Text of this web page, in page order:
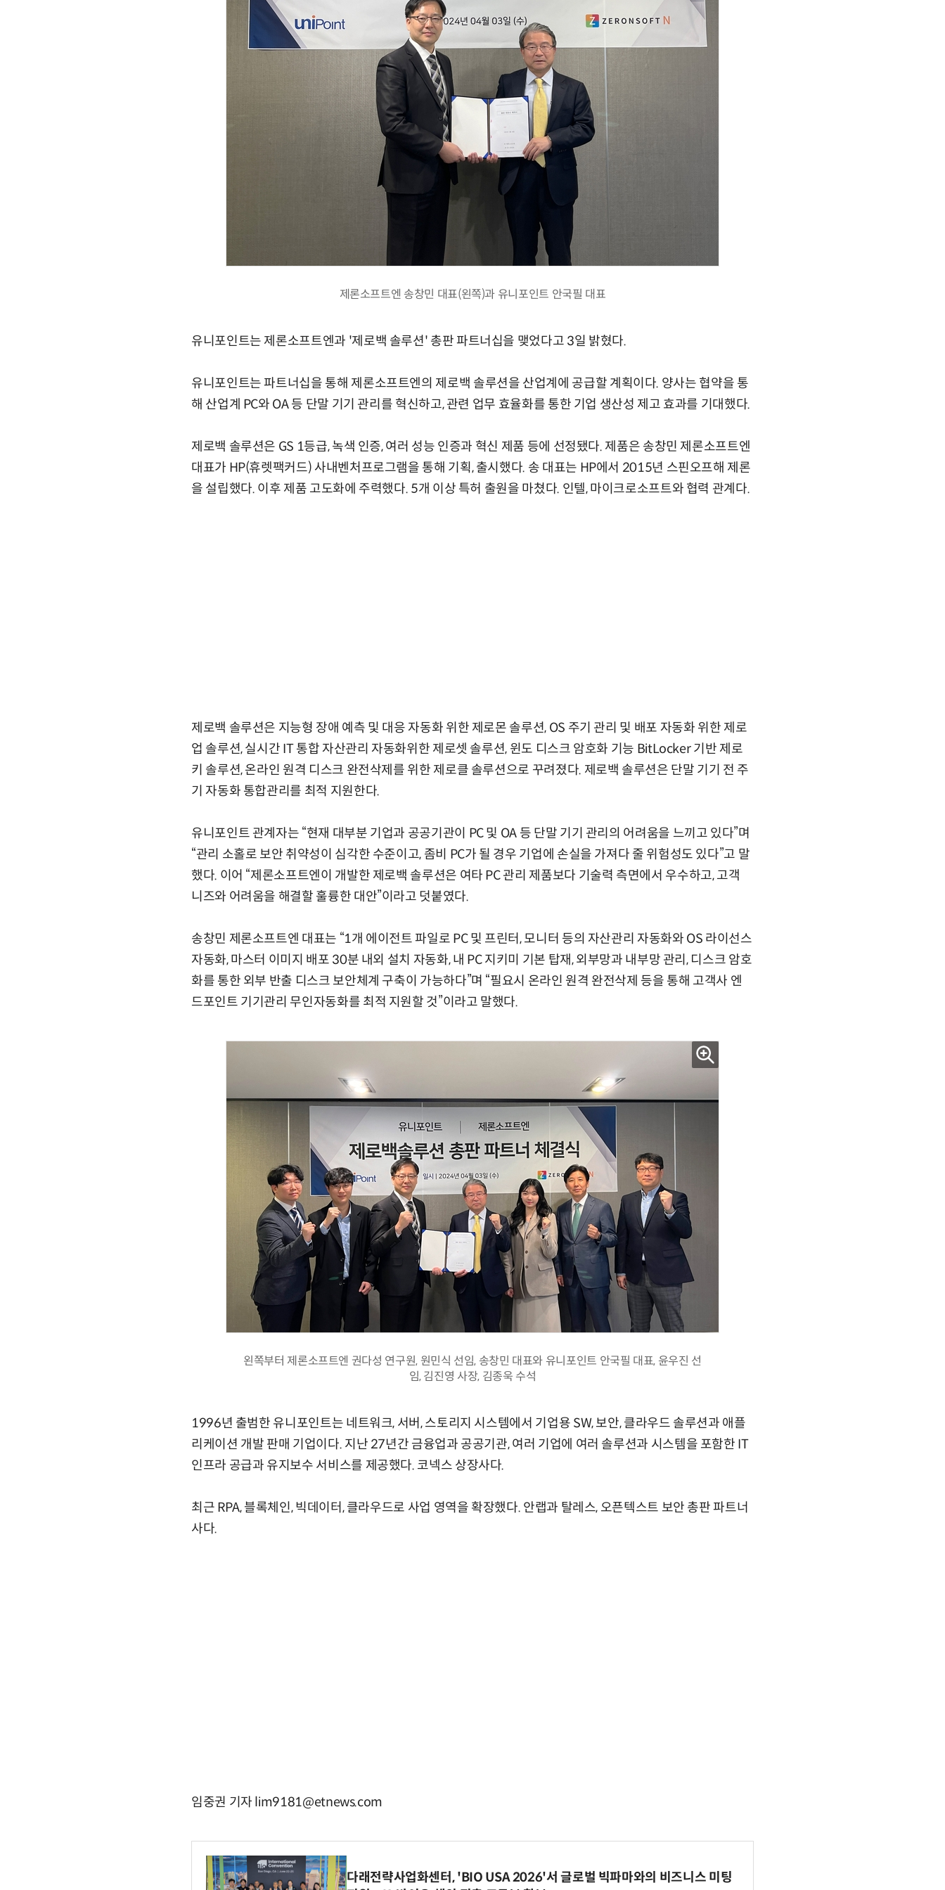
제론소프트엔 송창민 대표(왼쪽)과 유니포인트 안국필 대표
유니포인트는 제론소프트엔과 '제로백 솔루션' 총판 파트너십을 맺었다고 3일 밝혔다.
유니포인트는 파트너십을 통해 제론소프트엔의 제로백 솔루션을 산업계에 공급할 계획이다. 양사는 협약을 통
해 산업계 PC와 OA 등 단말 기기 관리를 혁신하고, 관련 업무 효율화를 통한 기업 생산성 제고 효과를 기대했다.
제로백 솔루션은 GS 1등급, 녹색 인증, 여러 성능 인증과 혁신 제품 등에 선정됐다. 제품은 송창민 제론소프트엔
대표가 HP(휴렛팩커드) 사내벤처프로그램을 통해 기획, 출시했다. 송 대표는 HP에서 2015년 스핀오프해 제론
을 설립했다. 이후 제품 고도화에 주력했다. 5개 이상 특허 출원을 마쳤다. 인텔, 마이크로소프트와 협력 관계다.
제로백 솔루션은 지능형 장애 예측 및 대응 자동화 위한 제로몬 솔루션, OS 주기 관리 및 배포 자동화 위한 제로
업 솔루션, 실시간 IT 통합 자산관리 자동화위한 제로셋 솔루션, 윈도 디스크 암호화 기능 BitLocker 기반 제로
키 솔루션, 온라인 원격 디스크 완전삭제를 위한 제로클 솔루션으로 꾸려졌다. 제로백 솔루션은 단말 기기 전 주
기 자동화 통합관리를 최적 지원한다.
유니포인트 관계자는 “현재 대부분 기업과 공공기관이 PC 및 OA 등 단말 기기 관리의 어려움을 느끼고 있다”며
“관리 소홀로 보안 취약성이 심각한 수준이고, 좀비 PC가 될 경우 기업에 손실을 가져다 줄 위험성도 있다”고 말
했다. 이어 “제론소프트엔이 개발한 제로백 솔루션은 여타 PC 관리 제품보다 기술력 측면에서 우수하고, 고객
니즈와 어려움을 해결할 훌륭한 대안”이라고 덧붙였다.
송창민 제론소프트엔 대표는 “1개 에이전트 파일로 PC 및 프린터, 모니터 등의 자산관리 자동화와 OS 라이선스
자동화, 마스터 이미지 배포 30분 내외 설치 자동화, 내 PC 지키미 기본 탑재, 외부망과 내부망 관리, 디스크 암호
화를 통한 외부 반출 디스크 보안체계 구축이 가능하다”며 “필요시 온라인 원격 완전삭제 등을 통해 고객사 엔
드포인트 기기관리 무인자동화를 최적 지원할 것”이라고 말했다.
왼쪽부터 제론소프트엔 권다성 연구원, 원민식 선임, 송창민 대표와 유니포인트 안국필 대표, 윤우진 선
임, 김진영 사장, 김종욱 수석
1996년 출범한 유니포인트는 네트워크, 서버, 스토리지 시스템에서 기업용 SW, 보안, 클라우드 솔루션과 애플
리케이션 개발 판매 기업이다. 지난 27년간 금융업과 공공기관, 여러 기업에 여러 솔루션과 시스템을 포함한 IT
인프라 공급과 유지보수 서비스를 제공했다. 코넥스 상장사다.
최근 RPA, 블록체인, 빅데이터, 클라우드로 사업 영역을 확장했다. 안랩과 탈레스, 오픈텍스트 보안 총판 파트너
사다.
임중권 기자 lim9181@etnews.com
다래전략사업화센터, 'BIO USA 2026'서 글로벌 빅파마와의 비즈니스 미팅